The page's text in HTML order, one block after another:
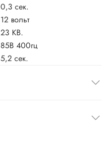
0,3 сек.
12 вольт
23 КВ.
85В 400гц
5,2 сек.